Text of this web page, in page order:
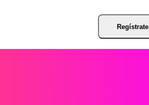
Regístrate